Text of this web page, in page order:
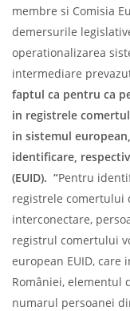
membre si Comisia
demersurile
operationalizarea
intermediare
faptul ca pentru ca
in registrele
in sistemul
identificare,
(EUID). “Pentru
registrele comertului
interconectare,
registrul comertului
european EUID,
României, elementul
numarul persoanei